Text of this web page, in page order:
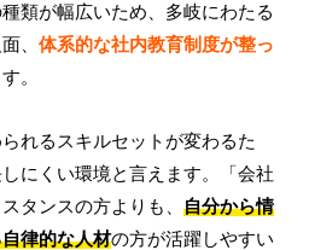
類が幅広いため、多岐にわたる
、体系的な社内教育制度が整っ
。
れるスキルセットが変わるた
にくい環境と言えます。「会社
タンスの方よりも、自分から情
律的な人材の方が活躍しやすい